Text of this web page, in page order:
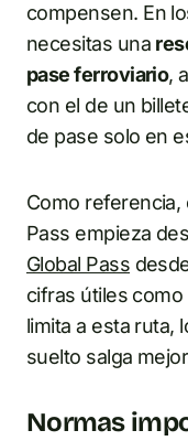
compensen. En
necesitas una
pase ferroviario,
con el de un
de pase solo en
Como referencia,
Pass empieza
Global Pass
cifras útiles
limita a esta ruta,
suelto salga
Normas